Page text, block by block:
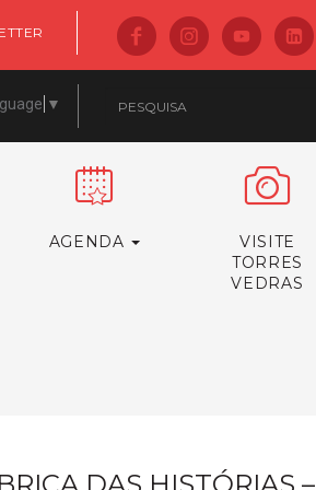
▼
AGENDA
VISITE
TORRES
VEDRAS